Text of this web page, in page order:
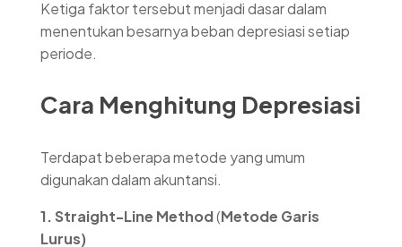
Ketiga faktor tersebut menjadi dasar dalam
menentukan besarnya beban depresiasi setiap
periode.
Cara Menghitung Depresiasi
Terdapat beberapa metode yang umum
digunakan dalam akuntansi.
1.Straight-Line Method(Metode Garis
Lurus)